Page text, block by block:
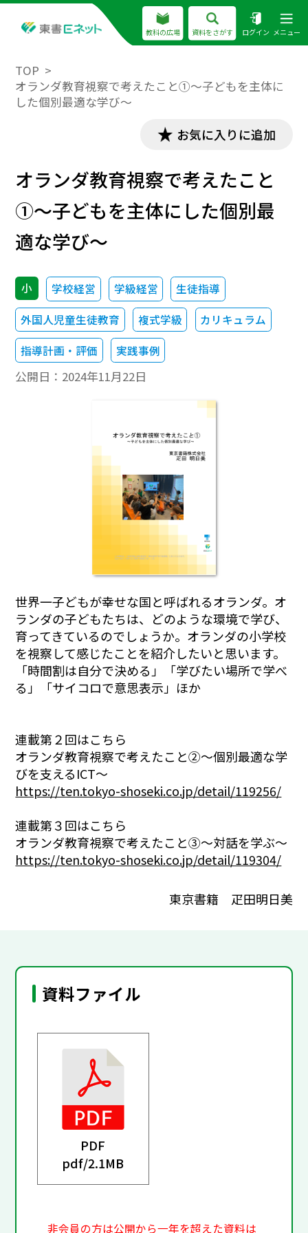
教科の広場 資料をさがす ログイン メニュー
TOP
オランダ教育視察で考えたこと①～子どもを主体に
した個別最適な学び～
お気に入りに追加
オランダ教育視察で考えたこと
①～子どもを主体にした個別最
適な学び～
小 学校経営 学級経営
生徒指導
外国人児童生徒教育
複式学級
カリキュラム
指導計画・評価
実践事例
公開日： 2024年11月22日
世界一子どもが幸せな国と呼ばれるオランダ。オ
ランダの子どもたちは、どのような環境で学び、
育ってきているのでしょうか。オランダの小学校
を視察して感じたことを紹介したいと思います。
「時間割は自分で決める」「学びたい場所で学べ
る」「サイコロで意思表示」ほか
連載第２回はこちら
オランダ教育視察で考えたこと②～個別最適な学
びを支えるICT～
https://ten.tokyo-shoseki.co.jp/detail/119256/
連載第３回はこちら
オランダ教育視察で考えたこと③～対話を学ぶ～
https://ten.tokyo-shoseki.co.jp/detail/119304/
東京書籍 疋田明日美
資料ファイル
PDF
pdf/2.1MB
非会員の方は公開から一年を超えた資料は